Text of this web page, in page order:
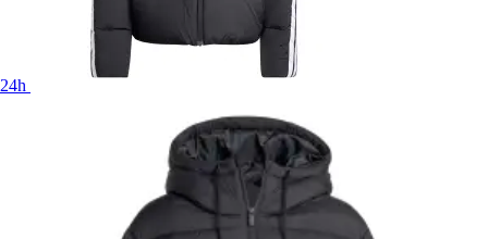
24h